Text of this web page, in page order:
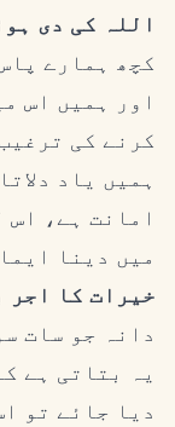
اللہ کی دی
کچھ ہمارے
اور ہمیں اس
ہمیں یاد
امانت ہے،
میں دینا
خیرات کا اجر
یہ بتاتی ہے
دیا جائے تو